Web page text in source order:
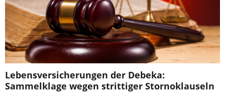
Lebensversicherungen der Debeka:
Sammelklage wegen strittiger Stornoklauseln